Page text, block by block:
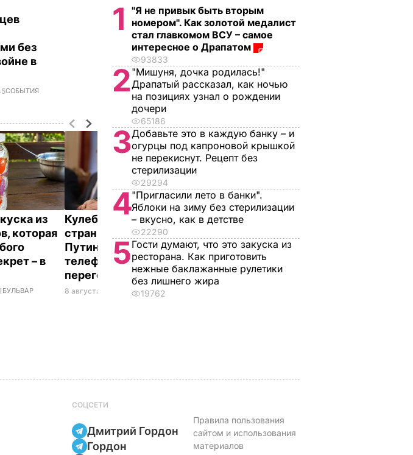
без
в
СОБЫТИЯ
из
которая
– в
БУЛЬВАР
Кулеба рассказал о
странной манере
Путина вести
телефонные
переговоры
8 августа, 10.25 МИР
Кулеба объяснил,
самом деле
придрался к
костюму
Зеленского
1
"Я не привык быть вторым
номером". Как золотой медалист
стал главкомом ВСУ – самое
интересное о Драпатом
93833
2 "Мишуня, дочка родилась!"
Драпатый рассказал, как ночью
на позициях узнал о рождении
дочери
65186
3Добавьте это в каждую банку – и
огурцы под капроновой крышкой
не перекиснут. Рецепт без
стерилизации
29294
4"Пригласили лето в банки".
Яблоки на зиму без стерилизации
– вкусно, как в детстве
22290
5Гости думают, что это закуска из
ресторана. Как приготовить
нежные баклажанные рулетики
без лишнего жира
19762
СОЦСЕТИ
Дмитрий Гордон
Гордон
Правила пользования
сайтом и использования
материалов